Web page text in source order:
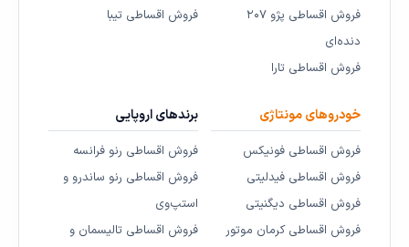
فروش اقساطی پژو ۲۰۷
دنده‌ای
فروش اقساطی تارا
فروش اقساطی تیبا
خودروهای مونتاژی
فروش اقساطی فونیکس
فروش اقساطی فیدلیتی
فروش اقساطی دیگنیتی
فروش اقساطی کرمان موتور
برندهای اروپایی
فروش اقساطی رنو فرانسه
فروش اقساطی رنو ساندرو و
استپ‌وی
فروش اقساطی تالیسمان و